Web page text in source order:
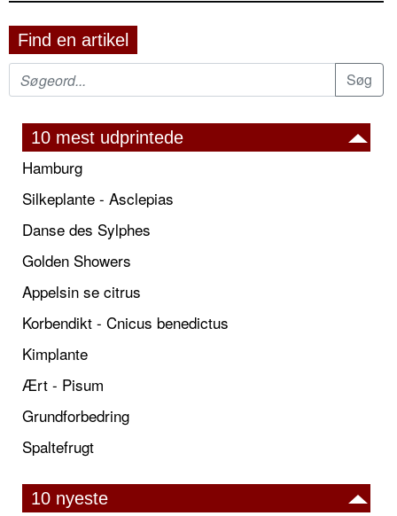
Find en artikel
10 mest udprintede
Hamburg
Silkeplante - Asclepias
Danse des Sylphes
Golden Showers
Appelsin se citrus
Korbendikt - Cnicus benedictus
Kimplante
Ært - Pisum
Grundforbedring
Spaltefrugt
10 nyeste